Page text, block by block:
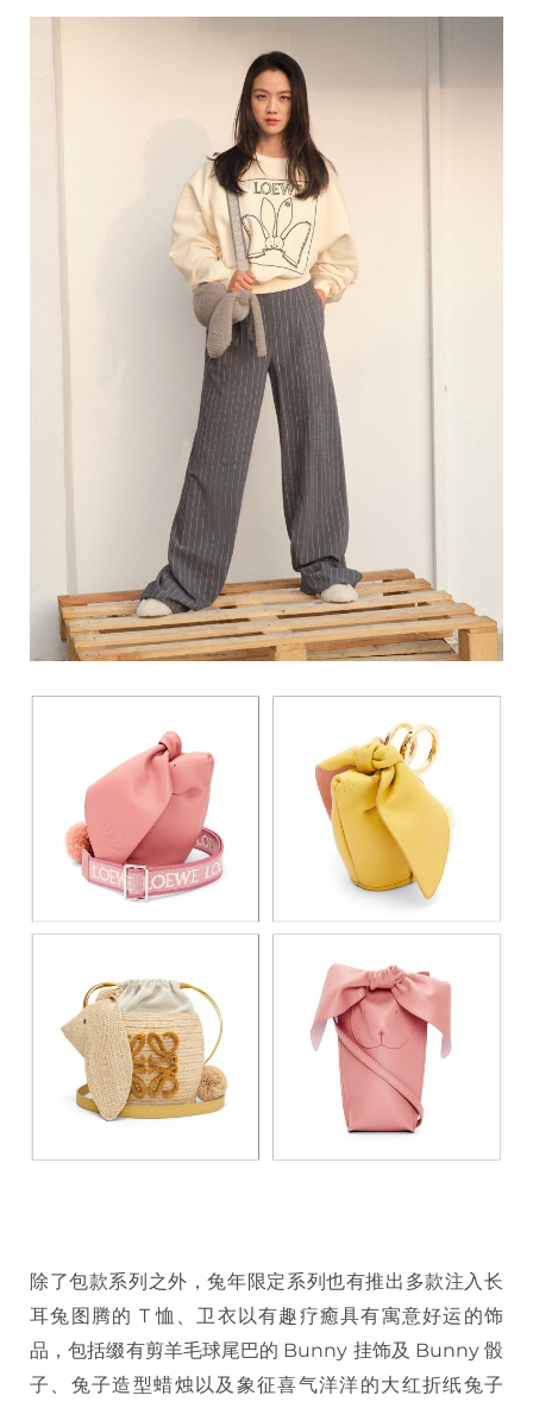
除了包款系列之外，兔年限定系列也有推出多款注入长
耳兔图腾的 T 恤、卫衣以有趣疗癒具有寓意好运的饰
品，包括缀有剪羊毛球尾巴的 Bunny 挂饰及 Bunny 骰
子、兔子造型蜡烛以及象征喜气洋洋的大红折纸兔子